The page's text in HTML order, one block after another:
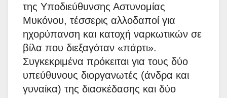
της Υποδιεύθυνσης Αστυνομίας
Μυκόνου, τέσσερις αλλοδαποί για
ηχορύπανση και κατοχή ναρκωτικών σε
βίλα που διεξαγόταν «πάρτι».
Συγκεκριμένα πρόκειται για τους δύο
υπεύθυνους διοργανωτές (άνδρα και
γυναίκα) της διασκέδασης και δύο